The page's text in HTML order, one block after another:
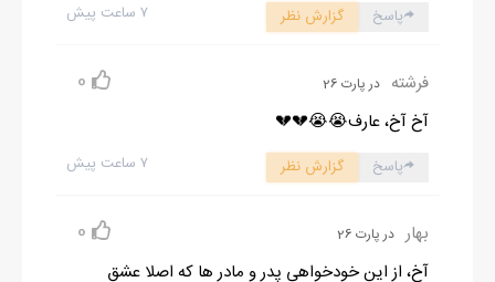
۷ ساعت پیش پاسخ گزارش نظر
فرشته در پارت 26 0
آخ آخ، عارف😭😭💔💔
۷ ساعت پیش پاسخ گزارش نظر
بهار در پارت 26 0
آخ، از این خودخواهی پدر و مادر ها که اصلا عشق